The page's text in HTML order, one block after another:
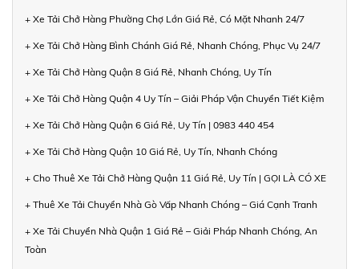
+ Xe Tải Chở Hàng Phường Chợ Lớn Giá Rẻ, Có Mặt Nhanh 24/7
+ Xe Tải Chở Hàng Bình Chánh Giá Rẻ, Nhanh Chóng, Phục Vụ 24/7
+ Xe Tải Chở Hàng Quận 8 Giá Rẻ, Nhanh Chóng, Uy Tín
+ Xe Tải Chở Hàng Quận 4 Uy Tín – Giải Pháp Vận Chuyển Tiết Kiệm
+ Xe Tải Chở Hàng Quận 6 Giá Rẻ, Uy Tín | 0983 440 454
+ Xe Tải Chở Hàng Quận 10 Giá Rẻ, Uy Tín, Nhanh Chóng
+ Cho Thuê Xe Tải Chở Hàng Quận 11 Giá Rẻ, Uy Tín | GỌI LÀ CÓ XE
+ Thuê Xe Tải Chuyển Nhà Gò Vấp Nhanh Chóng – Giá Cạnh Tranh
+ Xe Tải Chuyển Nhà Quận 1 Giá Rẻ – Giải Pháp Nhanh Chóng, An
Toàn